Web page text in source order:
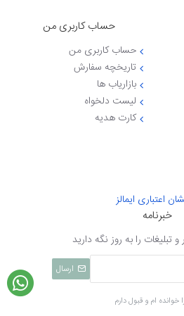
حساب کاربری من
حساب کاربری من
تاریخچه سفارش
بازاریاب ها
لیست دلخواه
کارت هدیه
خبرنامه
و تبلیغات را به روز نگه دارید
ارسال
خوانده ام و قبول دارم